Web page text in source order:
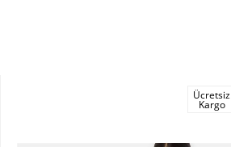
Ücretsiz
Kargo